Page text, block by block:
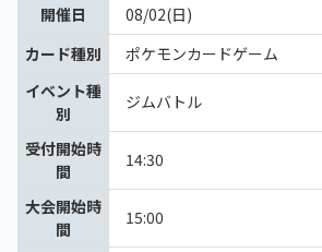
開催日
08/02(日)
カード種別
ポケモンカードゲーム
イベント種
別
ジムバトル
受付開始時
間
14:30
大会開始時
間
15:00